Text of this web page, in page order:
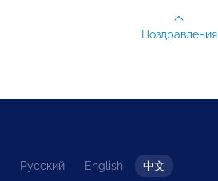
Поздравления
Русский English 中文